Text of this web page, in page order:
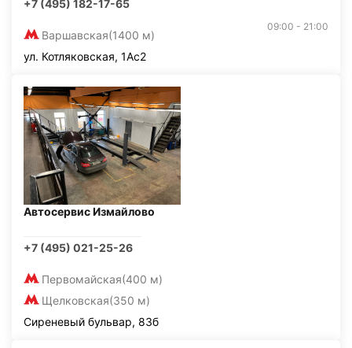
+7 (495) 182-17-65
Варшавская(1400 м)
09:00 - 21:00
ул. Котляковская, 1Ас2
Автосервис Измайлово
+7 (495) 021-25-26
Первомайская(400 м)
Щелковская(350 м)
Сиреневый бульвар, 83б